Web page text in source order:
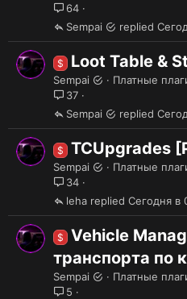
64
Sempai
$ Loot Table &
Sempai
Платные
37
Sempai
$ TCUpgrades
Sempai
Платные
34
Сегодня в
leha
$
Vehicle
транспорта по
Sempai
Платные
5